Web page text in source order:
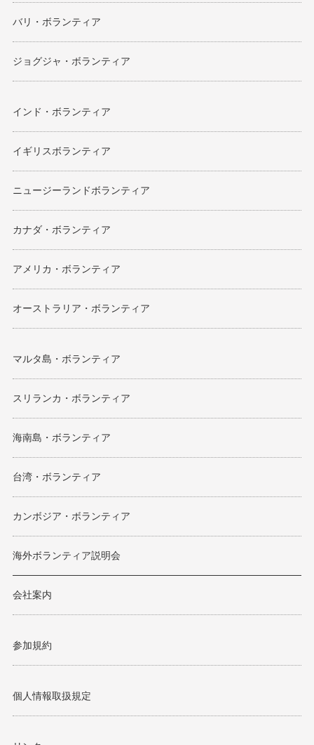
バリ・ボランティア
ジョグジャ・ボランティア
インド・ボランティア
イギリスボランティア
ニュージーランドボランティア
カナダ・ボランティア
アメリカ・ボランティア
オーストラリア・ボランティア
マルタ島・ボランティア
スリランカ・ボランティア
海南島・ボランティア
台湾・ボランティア
カンボジア・ボランティア
海外ボランティア説明会
会社案内
参加規約
個人情報取扱規定